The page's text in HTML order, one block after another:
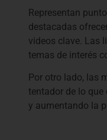
Representan
destacadas
videos clave. Las
temas de interés
Por otro lado, las
tentador de lo
y aumentando la